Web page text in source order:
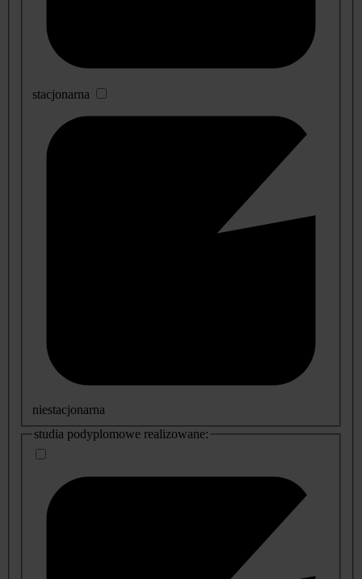
stacjonarna
niestacjonarna
studia podyplomowe realizowane: